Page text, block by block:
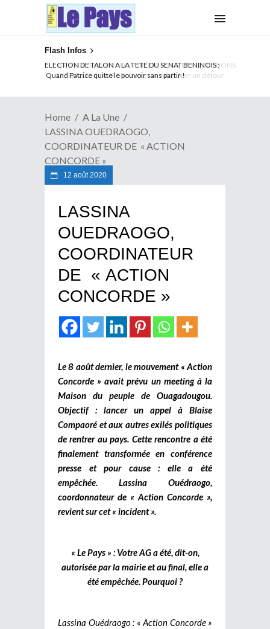
Flash Infos
ELECTION DE TALON A LA TETE DU SENAT BENINOIS :
Quand Patrice quitte le pouvoir sans partir !
Home
A La Une
LASSINA OUEDRAOGO,
COORDINATEUR DE « ACTION
CONCORDE »
12 août 2020
LASSINA
OUEDRAOGO,
COORDINATEUR
DE « ACTION
CONCORDE »
Le 8 août dernier, le mouvement « Action
Concorde » avait prévu un meeting à la
Maison du peuple de Ouagadougou.
Objectif : lancer un appel à Blaise
Compaoré et aux autres exilés politiques
de rentrer au pays. Cette rencontre a été
finalement transformée en conférence
presse et pour cause : elle a été
empêchée. Lassina Ouédraogo,
coordonnateur de « Action Concorde »,
revient sur cet « incident ».
« Le Pays » : Votre AG a été, dit-on,
autorisée par la mairie et au final, elle a
été empêchée. Pourquoi ?
Lassina Ouédraogo : « Action Concorde »